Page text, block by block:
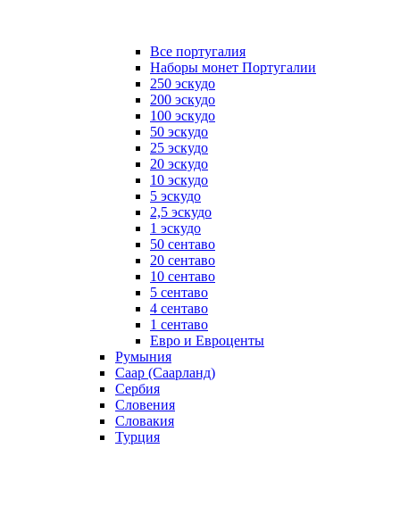
Все португалия
Наборы монет Португалии
250 эскудо
200 эскудо
100 эскудо
50 эскудо
25 эскудо
20 эскудо
10 эскудо
5 эскудо
2,5 эскудо
1 эскудо
50 сентаво
20 сентаво
10 сентаво
5 сентаво
4 сентаво
1 сентаво
Евро и Евроценты
Румыния
Саар (Саарланд)
Сербия
Словения
Словакия
Турция